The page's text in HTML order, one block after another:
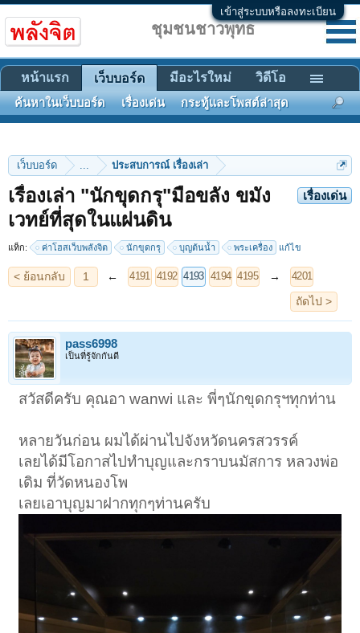
เข้าสู่ระบบหรือลงทะเบียน
เว็บบอร์ด ... ประสบการณ์ เรื่องเล่า
เรื่องเด่น
เรื่องเล่า "นักขุดกรุ"มือขลัง ขมัง
เวทย์ที่สุดในแผ่นดิน
แท็ก: ค่าโฮสเว็บพลังจิต นักขุดกรุ บุญต้นน้ำ พระเครื่อง แก้ไข
< ย้อนกลับ 1 4191 4192 4193 4194 4195 → 4201
pass6998
เป็นที่รู้จักกันดี
สวัสดีครับ คุณอา wanwi และ พี่ๆนักขุดกรุฯทุกท่าน
หลายวันก่อน ผมได้ผ่านไปจังหวัดนครสวรรค์
เลยได้มีโอกาสไปทำบุญและกราบนมัสการ หลวงพ่อ
เดิม ที่วัดหนองโพ
เลยเอาบุญมาฝากทุกๆท่านครับ
ชุมชนชาวพุทธ
หน้าแรก เว็บบอร์ด
ค้นหาในเว็บบอร์ด เรื่องเด่น กระทู้และโพสต์ล่าสุด
มีอะไรใหม่ วิดีโอ